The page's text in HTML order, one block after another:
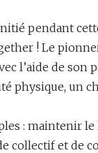
pendant
! Le
l’aide de son
physique, un
: maintenir
collectif et de